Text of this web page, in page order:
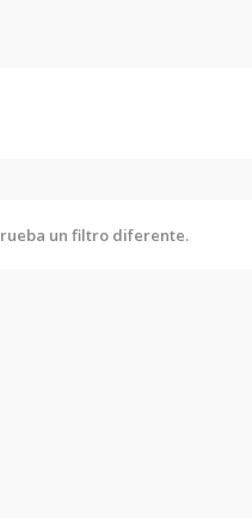
un filtro diferente.